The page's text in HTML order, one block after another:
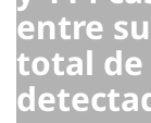
entre
total de